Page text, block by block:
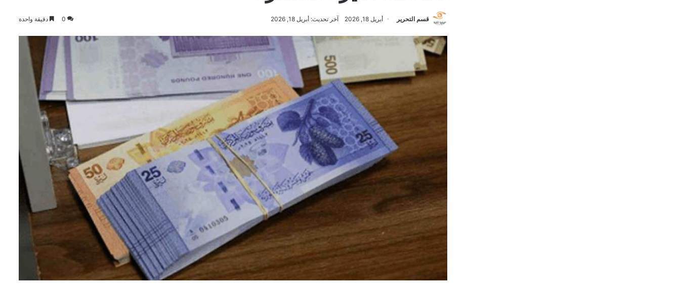
قسم التحرير أبريل 18, 2026 آخر تحديث: أبريل 18, 2026 0 دقيقة واحدة